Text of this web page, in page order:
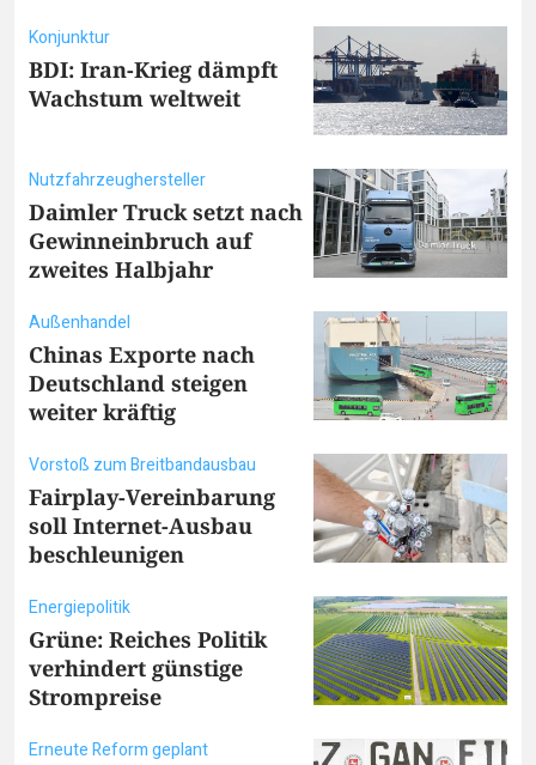
Konjunktur
BDI: Iran-Krieg dämpft
Wachstum weltweit
Nutzfahrzeughersteller
Daimler Truck setzt nach
Gewinneinbruch auf
zweites Halbjahr
Außenhandel
Chinas Exporte nach
Deutschland steigen
weiter kräftig
Vorstoß zum Breitbandausbau
Fairplay-Vereinbarung
soll Internet-Ausbau
beschleunigen
Energiepolitik
Grüne: Reiches Politik
verhindert günstige
Strompreise
Erneute Reform geplant